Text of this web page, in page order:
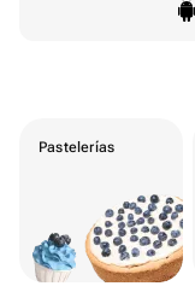
Pastelerías